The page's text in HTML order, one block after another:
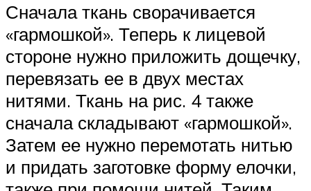
Сначала ткань сворачивается
«гармошкой». Теперь к лицевой
стороне нужно приложить дощечку,
перевязать ее в двух местах
нитями. Ткань на рис. 4 также
сначала складывают «гармошкой».
Затем ее нужно перемотать нитью
и придать заготовке форму елочки,